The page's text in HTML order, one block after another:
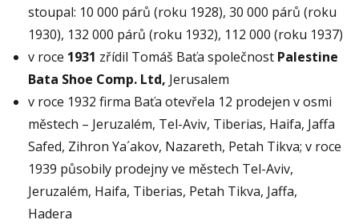
stoupal: 10 000 párů (roku 1928), 30 000 párů (roku
1930), 132 000 párů (roku 1932), 112 000 (roku 1937)
v roce 1931 zřídil Tomáš Baťa společnost Palestine
Bata Shoe Comp. Ltd, Jerusalem
v roce 1932 firma Baťa otevřela 12 prodejen v osmi
městech – Jeruzalém, Tel-Aviv, Tiberias, Haifa, Jaffa
Safed, Zihron Ya´akov, Nazareth, Petah Tikva; v roce
1939 působily prodejny ve městech Tel-Aviv,
Jeruzalém, Haifa, Tiberias, Petah Tikva, Jaffa,
Hadera